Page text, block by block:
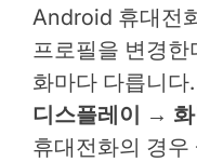
Android 휴대전
프로필을 변경한
화마다 다릅니다
디스플레이 →
휴대전화의 경우